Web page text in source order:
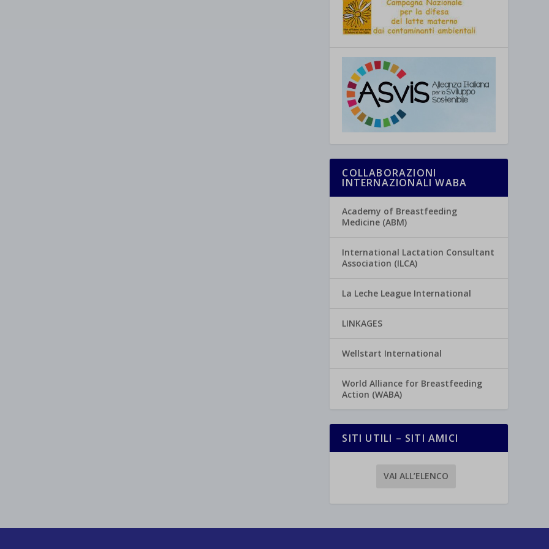
COLLABORAZIONI
INTERNAZIONALI WABA
Academy of Breastfeeding
Medicine (ABM)
International Lactation Consultant
Association (ILCA)
La Leche League International
LINKAGES
Wellstart International
World Alliance for Breastfeeding
Action (WABA)
SITI UTILI – SITI AMICI
VAI ALL’ELENCO